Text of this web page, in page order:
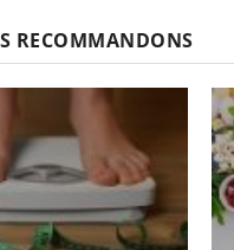
RECOMMANDONS